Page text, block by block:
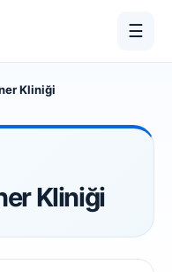
☰
Kliniği
Kliniği